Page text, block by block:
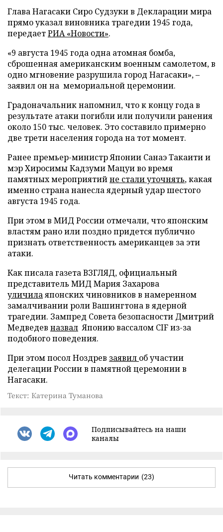
Глава Нагасаки Сиро Судзуки в Декларации мира
прямо указал виновника трагедии 1945 года,
передаетРИА «Новости».
«9 августа 1945 года одна атомная бомба,
сброшенная американским военным самолетом, в
одно мгновение разрушила город Нагасаки», –
заявил он на мемориальной церемонии.
Градоначальник напомнил, что к концу года в
результате атаки погибли или получили ранения
около 150 тыс. человек. Это составило примерно
две трети населения города на тот момент.
Ранее премьер-министр Японии Санаэ Такаити и
мэр Хиросимы Кадзуми Мацуи во время
памятных мероприятийне стали уточнять, какая
именно страна нанесла ядерный удар шестого
августа 1945 года.
При этом в МИД России отмечали, что японским
властям рано или поздно придется публично
признать ответственность американцев за эти
атаки.
Как писала газета ВЗГЛЯД, официальный
представитель МИД Мария Захарова
уличилаяпонских чиновников в намеренном
замалчивании роли Вашингтона в ядерной
трагедии. Зампред Совета безопасности Дмитрий
Медведев назвал Японию вассалом CIF из-за
подобного поведения.
При этом посол Ноздрев заявил об участии
делегации России в памятной церемонии в
Нагасаки.
Текст: Катерина Туманова
Подписывайтесь на наши
каналы
Читать комментарии (23)